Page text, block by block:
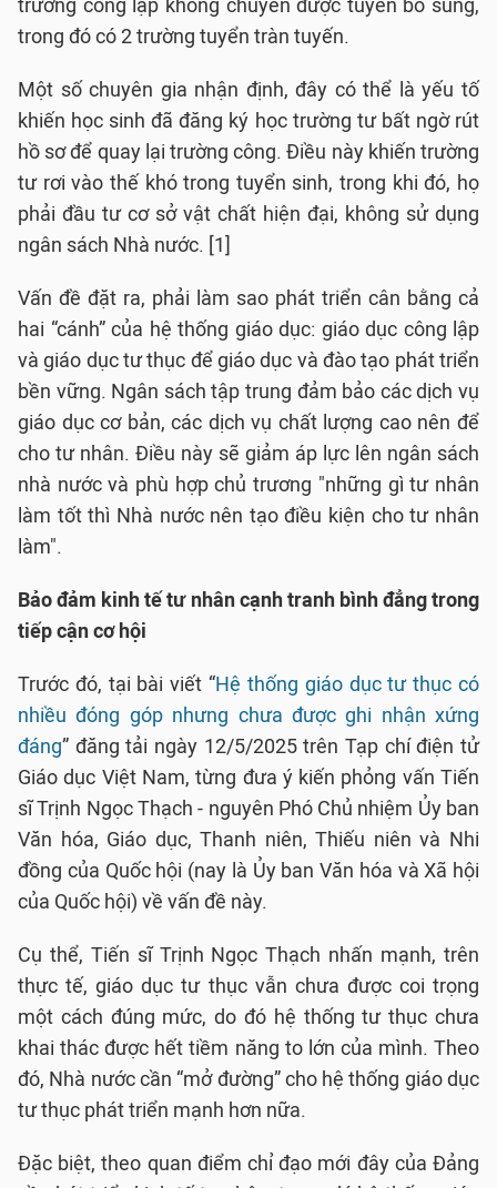
trường công lập không chuyên được tuyển bổ sung,
trong đó có 2 trường tuyển tràn tuyến.
Một số chuyên gia nhận định, đây có thể là yếu tố
khiến học sinh đã đăng ký học trường tư bất ngờ rút
hồ sơ để quay lại trường công. Điều này khiến trường
tư rơi vào thế khó trong tuyển sinh, trong khi đó, họ
phải đầu tư cơ sở vật chất hiện đại, không sử dụng
ngân sách Nhà nước. [1]
Vấn đề đặt ra, phải làm sao phát triển cân bằng cả
hai “cánh” của hệ thống giáo dục: giáo dục công lập
và giáo dục tư thục để giáo dục và đào tạo phát triển
bền vững. Ngân sách tập trung đảm bảo các dịch vụ
giáo dục cơ bản, các dịch vụ chất lượng cao nên để
cho tư nhân. Điều này sẽ giảm áp lực lên ngân sách
nhà nước và phù hợp chủ trương "những gì tư nhân
làm tốt thì Nhà nước nên tạo điều kiện cho tư nhân
làm".
Bảo đảm kinh tế tư nhân cạnh tranh bình đẳng trong
tiếp cận cơ hội
Trước đó, tại bài viết “Hệ thống giáo dục tư thục có
nhiều đóng góp nhưng chưa được ghi nhận xứng
đáng” đăng tải ngày 12/5/2025 trên Tạp chí điện tử
Giáo dục Việt Nam, từng đưa ý kiến phỏng vấn Tiến
sĩ Trịnh Ngọc Thạch - nguyên Phó Chủ nhiệm Ủy ban
Văn hóa, Giáo dục, Thanh niên, Thiếu niên và Nhi
đồng của Quốc hội (nay là Ủy ban Văn hóa và Xã hội
của Quốc hội) về vấn đề này.
Cụ thể, Tiến sĩ Trịnh Ngọc Thạch nhấn mạnh, trên
thực tế, giáo dục tư thục vẫn chưa được coi trọng
một cách đúng mức, do đó hệ thống tư thục chưa
khai thác được hết tiềm năng to lớn của mình. Theo
đó, Nhà nước cần “mở đường” cho hệ thống giáo dục
tư thục phát triển mạnh hơn nữa.
Đặc biệt, theo quan điểm chỉ đạo mới đây của Đảng